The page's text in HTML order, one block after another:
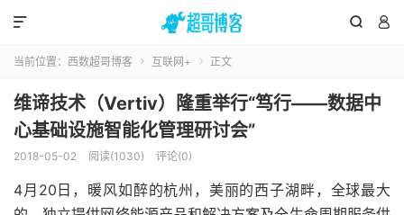
 

当前位置： 西数超哥博客  互联网+  正文
维谛技术（Vertiv）隆重举行“笃行——数据中
心基础设施智能化管理研讨会”
2018-05-02 阅读(1030) 评论(0)
4月20日，暖风如醉的杭州，美丽的西子湖畔，全球最大